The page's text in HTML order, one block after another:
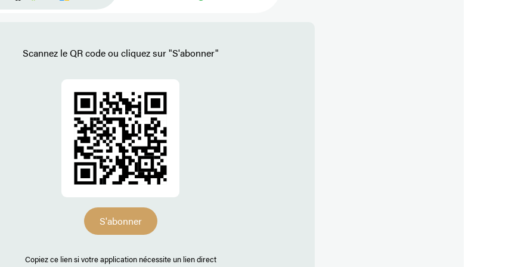
Scannez le QR code ou cliquez sur "S'abonner"
S'abonner
Copiez ce lien si votre application nécessite un lien direct